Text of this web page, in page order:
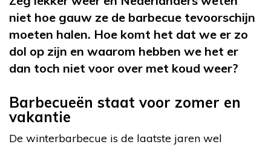
niet hoe gauw ze de barbecue tevoorschijn
moeten halen. Hoe komt het dat we er zo
dol op zijn en waarom hebben we het er
dan toch niet voor over met koud weer?
Barbecueën staat voor zomer en
vakantie
De winterbarbecue is de laatste jaren wel